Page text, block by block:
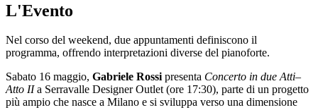
L'Evento
Nel corso del weekend, due appuntamenti definiscono il
programma, offrendo interpretazioni diverse del pianoforte.
Sabato 16 maggio, Gabriele Rossipresenta Concerto in due Atti–
Atto IIa Serravalle Designer Outlet (ore 17:30), parte di un progetto
più ampio che nasce a Milano e si sviluppa verso una dimensione